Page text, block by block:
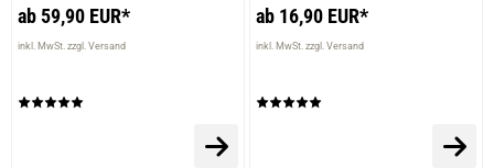
ab 59,90 EUR*
inkl. MwSt. zzgl. Versand
ab 16,90 EUR*
inkl. MwSt. zzgl. Versand